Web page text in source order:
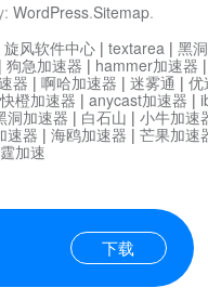
WordPress.Sitemap.
下载
旋风软件中心 | textarea | 黑
| 狗急加速器 | hammer加速器
器 | 啊哈加速器 | 迷雾通 | 优
快橙加速器 | anycast加速器 |
洞加速器 | 白石山 | 小牛加速
速器 | 海鸥加速器 | 芒果加速
加速